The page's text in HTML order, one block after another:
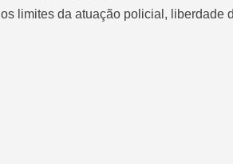
os limites da atuação policial, liberdade